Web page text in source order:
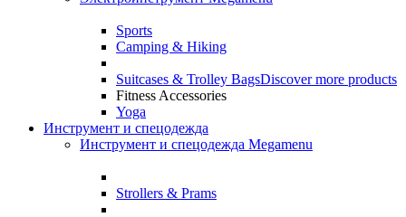
Sports
Camping & Hiking
Suitcases & Trolley BagsDiscover more products
Fitness Accessories
Yoga
Инструмент и спецодежда
Инструмент и спецодежда Megamenu
Strollers & Prams